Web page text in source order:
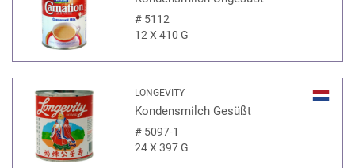
#5112
12 X 410 G
LONGEVITY
Kondensmilch Gesüßt
#5097-1
24 X 397 G